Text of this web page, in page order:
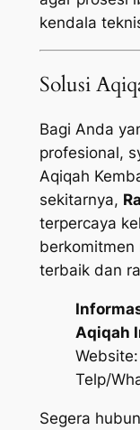
kendala
Solusi
Bagi Anda
profesional,
Aqiqah
sekitarnya,
terpercaya
berkomitmen
terbaik dan
Aqiqah
Website:
Telp/
Segera